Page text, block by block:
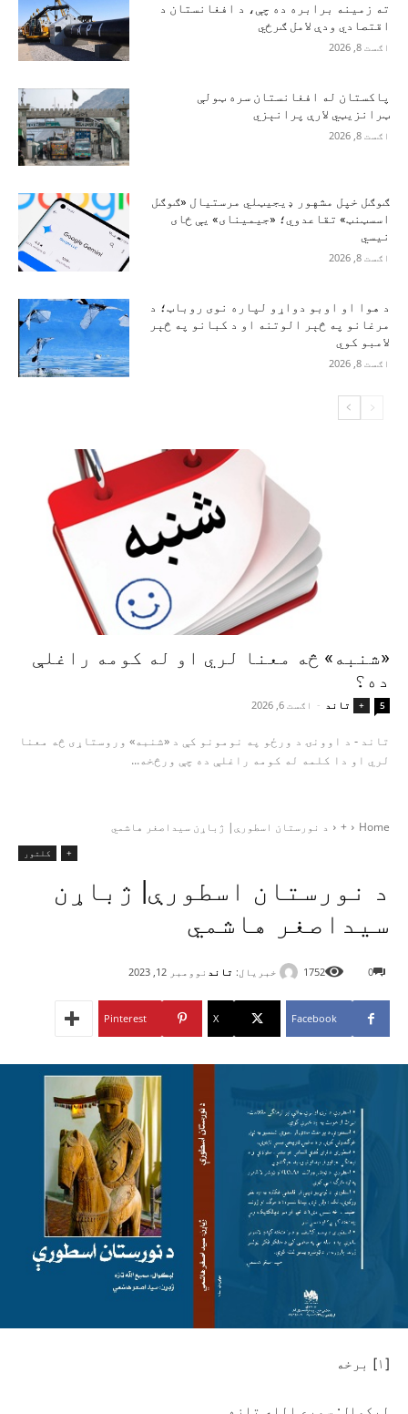
ته زمینه برابره ده چې، د افغانستان د
اقتصادي ودې لامل ګرځي
اګست 8, 2026
پاکستان له افغانستان سره ټولې
ټرانزیټي لارې پرانېزي
اګست 8, 2026
ګوګل خپل مشهور ډیجیټلي مرستیال «ګوګل
اسسټنټ» تقاعدوي؛ «جیمینای» یې ځای
نیسي
اګست 8, 2026
د هوا او اوبو دواړو لپاره نوی روباټ؛ د
مرغانو په څېر الوتنه او د کبانو په څېر
لامبو کوي
اګست 8, 2026
«شنبه» څه معنا لري او له کومه راغلې
ده؟
+ تاند - اګست 6, 2026 5
تاند - د اوونۍ د ورځو په نومونو کې د «شنبه» وروستاړی څه معنا
لري او دا کلمه له کومه راغلې ده چې ورڅخه...